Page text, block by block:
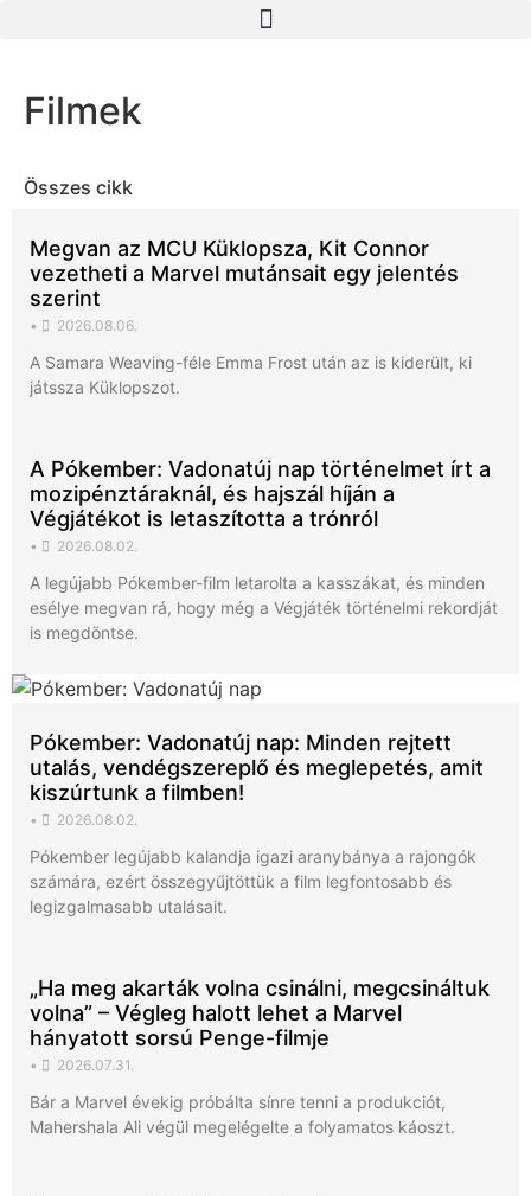
Filmek
Összes cikk
Megvan az MCU Küklopsza, Kit Connor
vezetheti a Marvel mutánsait egy jelentés
szerint
• 2026.08.06.
A Samara Weaving-féle Emma Frost után az is kiderült, ki
játssza Küklopszot.
A Pókember: Vadonatúj nap történelmet írt a
mozipénztáraknál, és hajszál híján a
Végjátékot is letaszította a trónról
• 2026.08.02.
A legújabb Pókember-film letarolta a kasszákat, és minden
esélye megvan rá, hogy még a Végjáték történelmi rekordját
is megdöntse.
Pókember: Vadonatúj nap: Minden rejtett
utalás, vendégszereplő és meglepetés, amit
kiszúrtunk a filmben!
• 2026.08.02.
Pókember legújabb kalandja igazi aranybánya a rajongók
számára, ezért összegyűjtöttük a film legfontosabb és
legizgalmasabb utalásait.
„Ha meg akarták volna csinálni, megcsináltuk
volna” – Végleg halott lehet a Marvel
hányatott sorsú Penge-filmje
• 2026.07.31.
Bár a Marvel évekig próbálta sínre tenni a produkciót,
Mahershala Ali végül megelégelte a folyamatos káoszt.